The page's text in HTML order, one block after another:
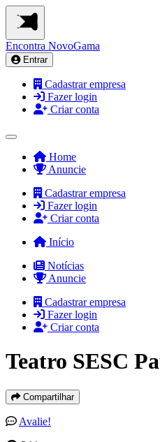
Encontra NovoGama
Entrar
Cadastrar empresa
Fazer login
Criar conta
Home
Anuncie
Cadastrar empresa
Fazer login
Criar conta
Início
Notícias
Anuncie
Cadastrar empresa
Fazer login
Criar conta
Teatro SESC
Compartilhar
Avalie!